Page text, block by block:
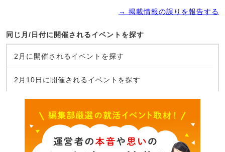
→ 掲載情報の誤りを報告する
同じ月/日付に開催されるイベントを探す
2月に開催されるイベントを探す
2月10日に開催されるイベントを探す